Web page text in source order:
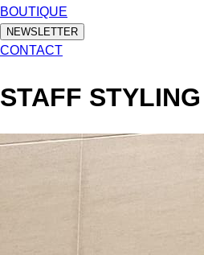
BOUTIQUE
NEWSLETTER
CONTACT
STAFF STYLING